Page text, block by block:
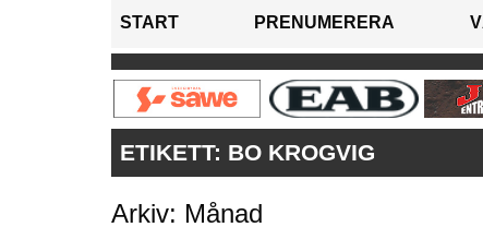
START PRENUMERERA
ETIKETT: BO KROGVIG
Arkiv: Månad